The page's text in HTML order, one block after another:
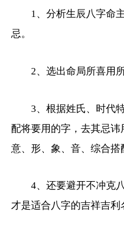
1、分析生辰八字命
忌。
2、选出命局所喜用
3、根据姓氏、时代
配将要用的字，去其忌
意、形、象、音、综合搭
4、还要避开不冲克
才是适合八字的吉祥吉利